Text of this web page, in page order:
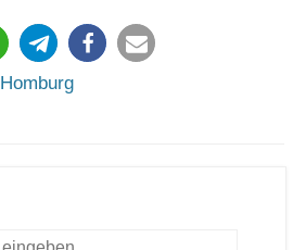
4974
Homburg